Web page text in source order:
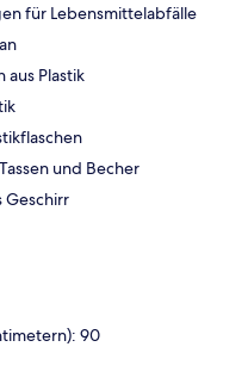
für Lebensmittelabfälle
aus Plastik
und Becher
Geschirr
90